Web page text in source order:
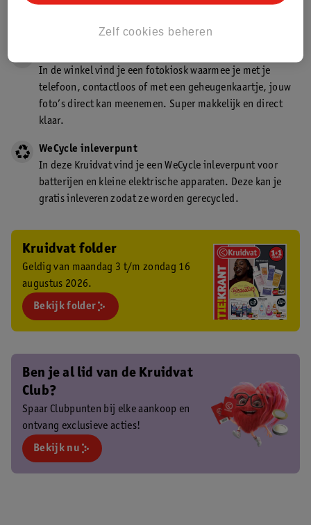
winkel én online!
In de winkel vind je een fotokiosk waarmee je met je
telefoon, contactloos of met een geheugenkaartje, jouw
foto’s direct kan meenemen. Super makkelijk en direct
klaar.
WeCycle inleverpunt
In deze Kruidvat vind je een WeCycle inleverpunt voor
batterijen en kleine elektrische apparaten. Deze kan je
gratis inleveren zodat ze worden gerecycled.
Kruidvat folder
Geldig van maandag 3 t/m zondag 16
augustus 2026.
Bekijk folder
Ben je al lid van de Kruidvat
Club?
Spaar Clubpunten bij elke aankoop en
ontvang exclusieve acties!
Bekijk nu
Zelf cookies beheren